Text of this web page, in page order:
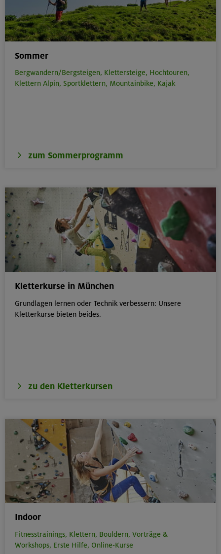
Sommer
Bergwandern/Bergsteigen, Klettersteige, Hochtouren,
Klettern Alpin, Sportklettern, Mountainbike, Kajak
zum Sommerprogramm
Kletterkurse in München
Grundlagen lernen oder Technik verbessern: Unsere
Kletterkurse bieten beides.
zu den Kletterkursen
Indoor
Fitnesstrainings, Klettern, Bouldern, Vorträge &
Workshops, Erste Hilfe, Online-Kurse